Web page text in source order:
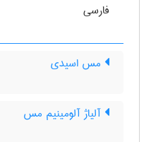
فارسی
مس اسیدی
آلیاژ آلومینیم مس